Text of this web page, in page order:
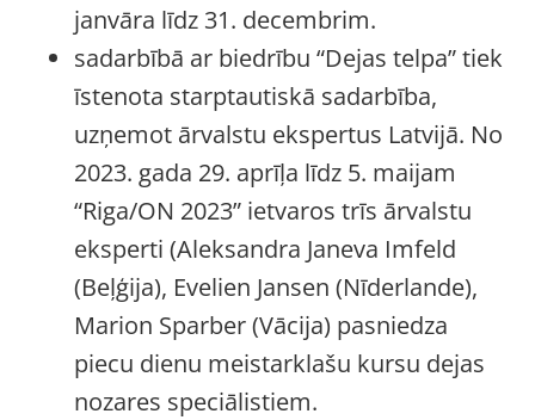
janvāra līdz 31. decembrim.
sadarbībā ar biedrību “Dejas telpa” tiek
īstenota starptautiskā sadarbība,
uzņemot ārvalstu ekspertus Latvijā. No
2023. gada 29. aprīļa līdz 5. maijam
“Riga/ON 2023” ietvaros trīs ārvalstu
eksperti (Aleksandra Janeva Imfeld
(Beļģija), Evelien Jansen (Nīderlande),
Marion Sparber (Vācija) pasniedza
piecu dienu meistarklašu kursu dejas
nozares speciālistiem.